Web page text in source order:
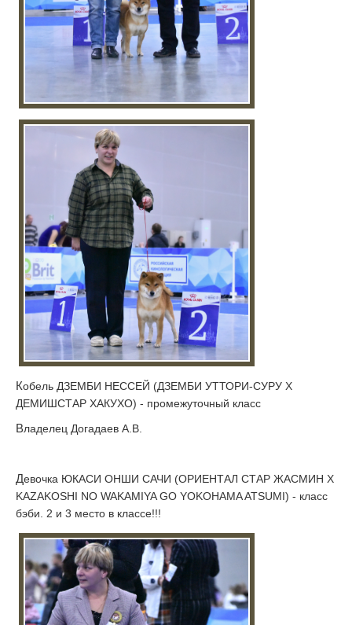
Кобель ДЗЕМБИ НЕССЕЙ (ДЗЕМБИ УТТОРИ-СУРУ Х
ДЕМИШСТАР ХАКУХО) - промежуточный класс
Владелец Догадаев А.В.
Девочка ЮКАСИ ОНШИ САЧИ (ОРИЕНТАЛ СТАР ЖАСМИН Х
KAZAKOSHI NO WAKAMIYA GO YOKOHAMA ATSUMI) - класс
бэби. 2 и 3 место в классе!!!